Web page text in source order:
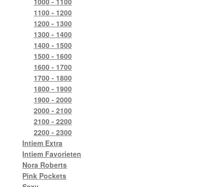
1100 - 1200
1200 - 1300
1300 - 1400
1400 - 1500
1500 - 1600
1600 - 1700
1700 - 1800
1800 - 1900
1900 - 2000
2000 - 2100
2100 - 2200
2200 - 2300
Intiem Extra
Intiem Favorieten
Nora Roberts
Pink Pockets